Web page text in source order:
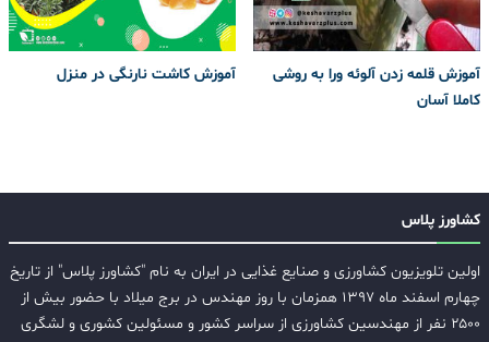
آموزش قلمه زدن آلوئه ورا به روشی
کاملا آسان
آموزش کاشت نارنگی در منزل
کشاورز پلاس
اولین تلویزیون کشاورزی و صنایع غذایی در ایران به نام "کشاورز پلاس" از تاریخ
چهارم اسفند ماه ۱۳۹۷ همزمان با روز مهندس در برج میلاد با حضور بیش از
۲۵۰۰ نفر از مهندسین کشاورزی از سراسر کشور و مسئولین کشوری و لشگری